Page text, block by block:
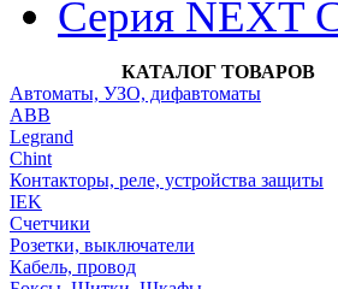
Серия NEXT
КАТАЛОГ ТОВАРОВ
Автоматы, УЗО, дифавтоматы
АВВ
Legrand
Chint
Контакторы, реле, устройства защиты
IEK
Счетчики
Розетки, выключатели
Кабель, провод